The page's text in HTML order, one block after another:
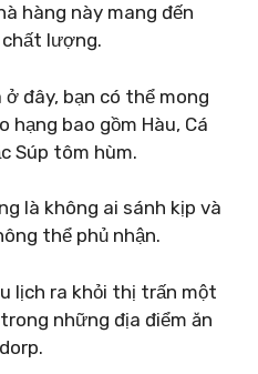
hàng này mang đến
lượng.
đây, bạn có thể mong
hạng bao gồm Hàu, Cá
Súp tôm hùm.
là không ai sánh kịp và
thể phủ nhận.
lịch ra khỏi thị trấn một
những địa điểm ăn